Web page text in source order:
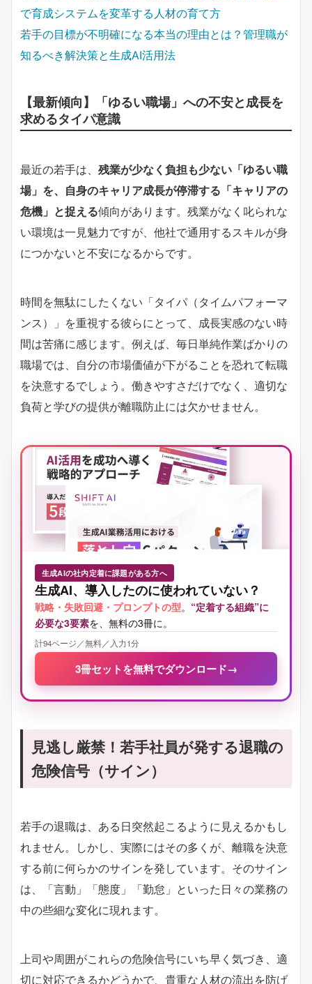
で育成システムを変革する人材の育て方
若手の目標が不明確になる本当の理由とは？管理職が
知るべき解決策と生成AI活用法
【最新傾向】「ゆるい職場」への不安と成長を
求めるタイパ意識
最近の若手は、 残業が少なく負担も少ない「ゆるい職
場」を、自身のキャリア成長が停滞する「キャリアの
危機」と捉える傾向があります。残業がなく叱られな
い環境は一見魅力ですが、他社で通用するスキルが身
につかないと不安になるからです。
時間を無駄にしたくない「タイパ（タイムパフォーマ
ンス）」を重視する彼らにとって、成長実感のない時
間は苦痛に感じます。例えば、毎日単純作業ばかりの
職場では、自分の市場価値が下がることを恐れて転職
を決意するでしょう。働きやすさだけでなく、適切な
負荷と学びの提供が離職防止には欠かせません。
生成AIの社内定着に課題がある方へ
生成AI、導入したのに使われていない？
戦略・失敗回避・プロンプトの型。 “定着する組織”に
必要な3要素を、無料の3冊に。
計94ページ／無料／入力1分
3冊セットを無料でダウンロード→
見逃し厳禁！若手社員が発する退職の
危険信号（サイン）
若手の退職は、ある日突然起こるように見えるかもし
れません。しかし、実際にはその多くが、離職を決意
する前に何らかのサインを発しています。そのサイン
は、「言動」「態度」「勤怠」といった日々の業務の
中の些細な変化に現れます。
上司や周囲がこれらの危険信号にいち早く気づき、適
切に対応できるかどうかで、貴重な人材の流出を防げ